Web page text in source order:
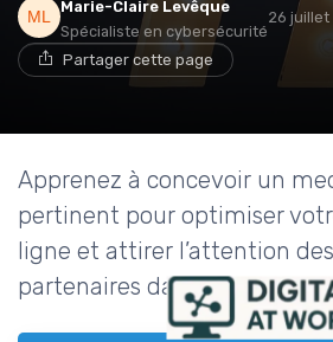
Marie-Claire Levêque
Spécialiste en cybersécurité
26 juillet
Partager cette page
Apprenez à concevoir un
pertinent pour optimiser
ligne et attirer l’attention
partenaires dans le